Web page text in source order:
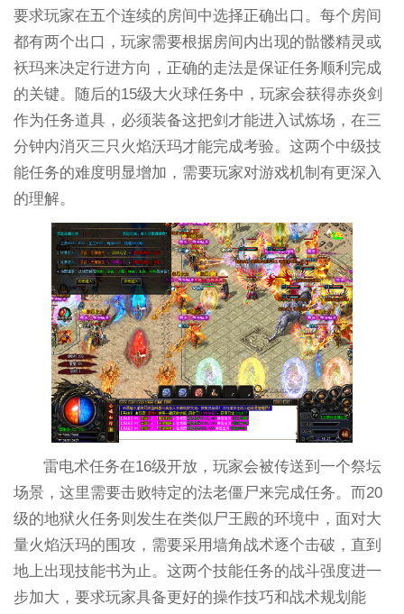
要求玩家在五个连续的房间中选择正确出口。每个房间
都有两个出口，玩家需要根据房间内出现的骷髅精灵或
袄玛来决定行进方向，正确的走法是保证任务顺利完成
的关键。随后的15级大火球任务中，玩家会获得赤炎剑
作为任务道具，必须装备这把剑才能进入试炼场，在三
分钟内消灭三只火焰沃玛才能完成考验。这两个中级技
能任务的难度明显增加，需要玩家对游戏机制有更深入
的理解。
雷电术任务在16级开放，玩家会被传送到一个祭坛
场景，这里需要击败特定的法老僵尸来完成任务。而20
级的地狱火任务则发生在类似尸王殿的环境中，面对大
量火焰沃玛的围攻，需要采用墙角战术逐个击破，直到
地上出现技能书为止。这两个技能任务的战斗强度进一
步加大，要求玩家具备更好的操作技巧和战术规划能